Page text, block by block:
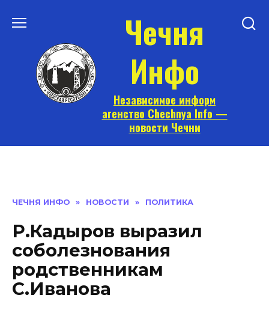
Чечня
Инфо
Независимое информ
агенство Chechnya Info —
новости Чечни
ЧЕЧНЯ ИНФО » НОВОСТИ » ПОЛИТИКА
Р.Кадыров выразил
соболезнования
родственникам
С.Иванова